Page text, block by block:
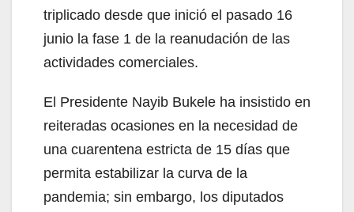
triplicado desde que inició el pasado 16
junio la fase 1 de la reanudación de las
actividades comerciales.
El Presidente Nayib Bukele ha insistido en
reiteradas ocasiones en la necesidad de
una cuarentena estricta de 15 días que
permita estabilizar la curva de la
pandemia; sin embargo, los diputados